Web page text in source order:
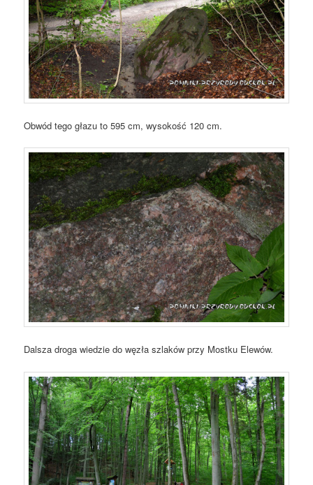
Obwód tego głazu to 595 cm, wysokość 120 cm.
Dalsza droga wiedzie do węzła szlaków przy Mostku Elewów.